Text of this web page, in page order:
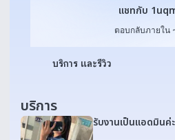
แชทกับ แชทกับ
ตอบกลับภายใน
บริการ และรีวิว
บริการ
รับงานเป็นแอดมิน